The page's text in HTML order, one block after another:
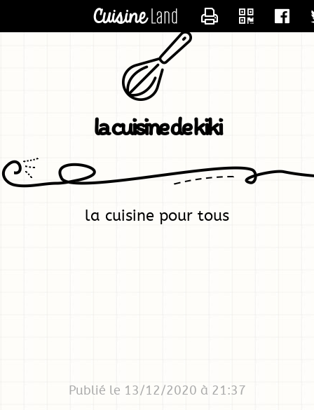
la cuisine de kiki
la cuisine pour tous
Publié le 13/12/2020 à 21:37
CONTACTER